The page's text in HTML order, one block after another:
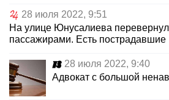
28 июля 2022, 9:51
На улице Юнусалиева
пассажирами. Есть пострадавшие
28 июля 2022, 9:40
Адвокат с большой